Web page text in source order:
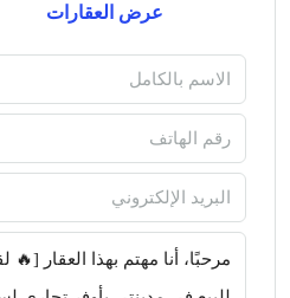
عرض العقارات